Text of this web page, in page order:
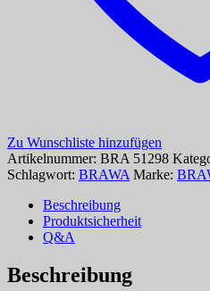
Zu Wunschliste hinzufügen
Artikelnummer: BRA 51298
Schlagwort: BRAWA Marke:
Beschreibung
Produktsicherheit
Q&A
Beschreibung